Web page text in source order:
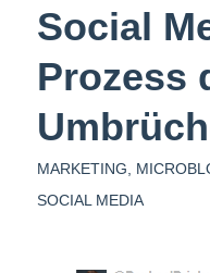
Social
Prozess
MARKETING
SOCIAL MEDIA